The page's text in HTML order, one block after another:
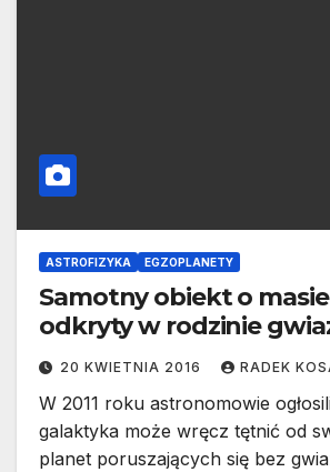
ASTROFIZYKA EGZOPLANETY
Samotny obiekt o
odkryty w rodzinie
20 KWIETNIA 2016 RADEK
W 2011 roku astronomowie
galaktyka może wręcz tętnić od
planet poruszających się bez